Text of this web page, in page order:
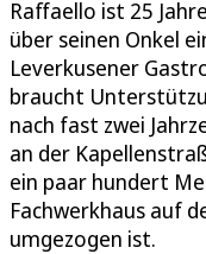
Raffaello ist 25
über seinen Onkel
Leverkusener
braucht
nach fast zwei
an der
ein paar hundert
Fachwerkhaus auf
umgezogen ist.